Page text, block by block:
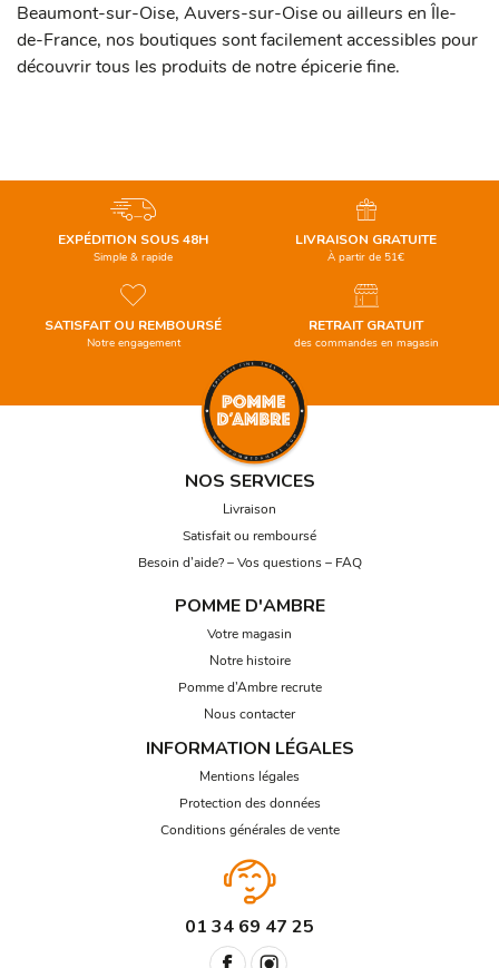
Beaumont-sur-Oise, Auvers-sur-Oise ou ailleurs en Île-
de-France, nos boutiques sont facilement accessibles pour
découvrir tous les produits de notre épicerie fine.
EXPÉDITION SOUS 48H
Simple & rapide
SATISFAIT OU REMBOURSÉ
Notre engagement
LIVRAISON GRATUITE
À partir de 51€
RETRAIT GRATUIT
des commandes en magasin
NOS SERVICES
Livraison
Satisfait ou remboursé
Besoin d’aide? – Vos questions – FAQ
POMME D'AMBRE
Votre magasin
Notre histoire
Pomme d’Ambre recrute
Nous contacter
INFORMATION LÉGALES
Mentions légales
Protection des données
Conditions générales de vente
01 34 69 47 25